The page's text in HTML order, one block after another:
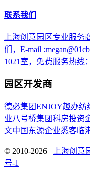
联系我们
上海创意园区专业服
们，E-mail
1021室，免费服务热线
园区开发商
德必集团ENJOY趣办纺
业八号桥集团科房投资
文中国 东源企业悉客 临
© 2010-2026 上海创意
号-1